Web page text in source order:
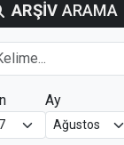
ARŞİV ARAMA
Ay